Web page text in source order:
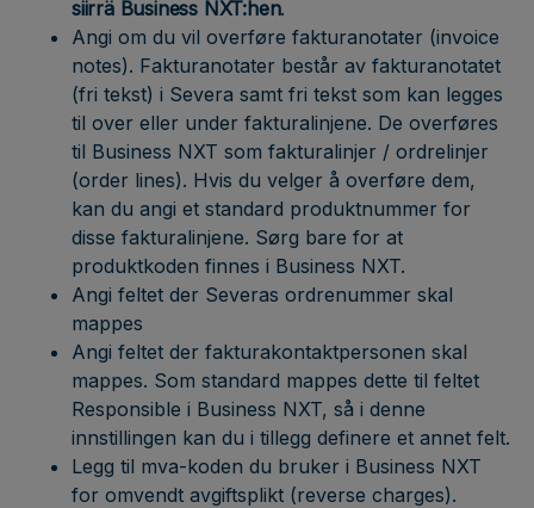
siirrä Business NXT:hen.
Angi om du vil overføre fakturanotater (invoice
notes). Fakturanotater består av fakturanotatet
(fri tekst) i Severa samt fri tekst som kan legges
til over eller under fakturalinjene. De overføres
til Business NXT som fakturalinjer / ordrelinjer
(order lines). Hvis du velger å overføre dem,
kan du angi et standard produktnummer for
disse fakturalinjene. Sørg bare for at
produktkoden finnes i Business NXT.
Angi feltet der Severas ordrenummer skal
mappes
Angi feltet der fakturakontaktpersonen skal
mappes. Som standard mappes dette til feltet
Responsible i Business NXT, så i denne
innstillingen kan du i tillegg definere et annet felt.
Legg til mva-koden du bruker i Business NXT
for omvendt avgiftsplikt (reverse charges).